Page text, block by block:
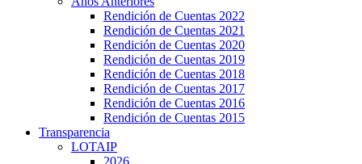
Rendición de Cuentas 2022
Rendición de Cuentas 2021
Rendición de Cuentas 2020
Rendición de Cuentas 2019
Rendición de Cuentas 2018
Rendición de Cuentas 2017
Rendición de Cuentas 2016
Rendición de Cuentas 2015
Transparencia
LOTAIP
2026